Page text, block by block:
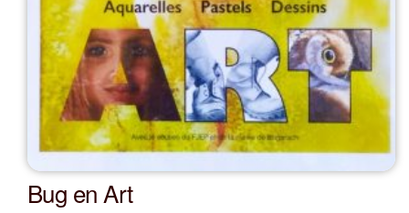
Bug en Art